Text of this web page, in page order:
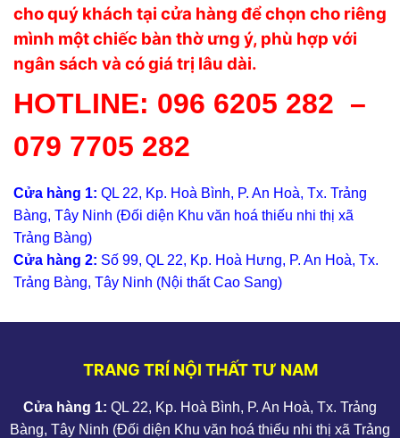
cho quý khách tại cửa hàng để chọn cho riêng
mình một chiếc bàn thờ ưng ý, phù hợp với
ngân sách và có giá trị lâu dài.
HOTLINE: 096 6205 282 –
079 7705 282
Cửa hàng 1: QL 22, Kp. Hoà Bình, P. An Hoà, Tx. Trảng
Bàng, Tây Ninh (Đối diện Khu văn hoá thiếu nhi thị xã
Trảng Bàng)
Cửa hàng 2: Số 99, QL 22, Kp. Hoà Hưng, P. An Hoà, Tx.
Trảng Bàng, Tây Ninh (Nội thất Cao Sang)
TRANG TRÍ NỘI THẤT TƯ NAM
Cửa hàng 1: QL 22, Kp. Hoà Bình, P. An Hoà, Tx. Trảng
Bàng, Tây Ninh (Đối diện Khu văn hoá thiếu nhi thị xã Trảng